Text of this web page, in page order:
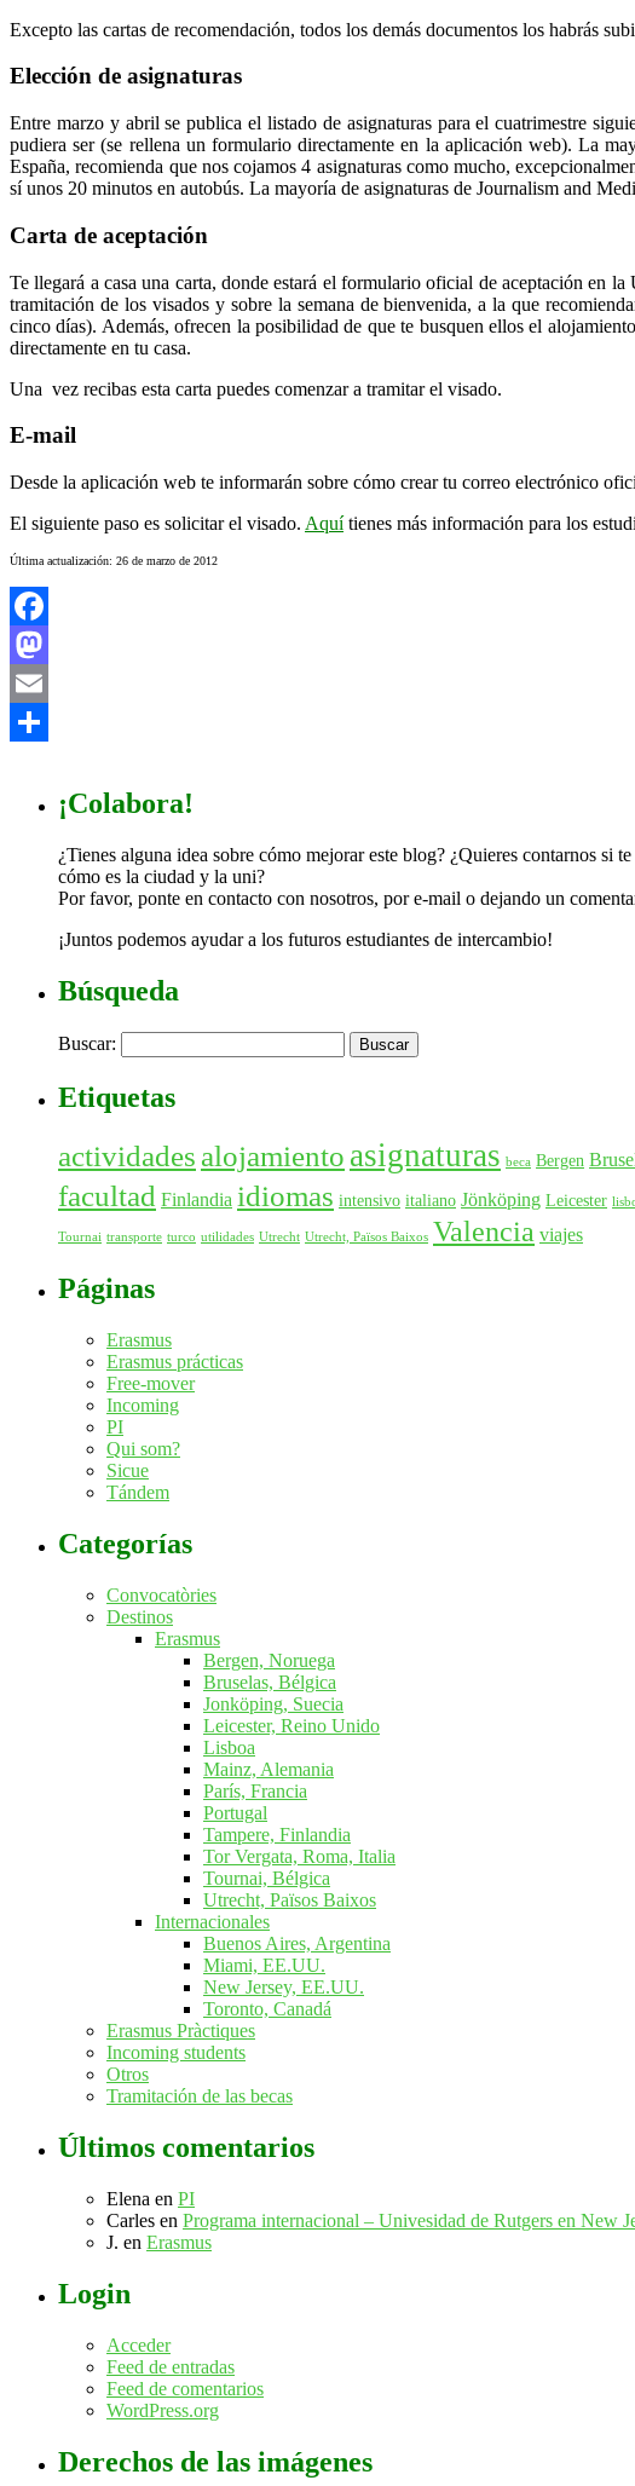
Excepto las cartas de recomendación, todos los demás documentos los habrás
Elección de asignaturas
Entre marzo y abril se publica el listado de asignaturas para el cuatrimestre
pudiera ser (se rellena un formulario directamente en la aplicación web). La
España, recomienda que nos cojamos 4 asignaturas como mucho,
sí unos 20 minutos en autobús. La mayoría de asignaturas de Journalism and
Carta de aceptación
Te llegará a casa una carta, donde estará el formulario oficial de aceptación en
tramitación de los visados y sobre la semana de bienvenida, a la que
cinco días). Además, ofrecen la posibilidad de que te busquen ellos el
directamente en tu casa.
Una vez recibas esta carta puedes comenzar a tramitar el visado.
E-mail
Desde la aplicación web te informarán sobre cómo crear tu correo electrónico
El siguiente paso es solicitar el visado. Aquítienes más información para los
Última actualización: 26 de marzo de 2012
Facebook
Mastodon
Email
¡Colabora!
¿Tienes alguna idea sobre cómo mejorar este blog? ¿Quieres contarnos si
cómo es la ciudad y la uni?
Por favor, ponte en contacto con nosotros, por e-mail o dejando un
¡Juntos podemos ayudar a los futuros estudiantes de intercambio!
Búsqueda
Buscar:
Etiquetas
actividades alojamiento asignaturas beca Bergen
facultad Finlandia idiomas intensivo italiano Jönköping Leicester
Tournai transporte turco utilidades Utrecht Utrecht, Països Baixos Valencia viajes
Páginas
Erasmus
Erasmus prácticas
Free-mover
Incoming
PI
Qui som?
Sicue
Tándem
Categorías
Convocatòries
Destinos
Erasmus
Bergen, Noruega
Bruselas, Bélgica
Jonköping, Suecia
Leicester, Reino Unido
Lisboa
Mainz, Alemania
París, Francia
Portugal
Tampere, Finlandia
Tor Vergata, Roma, Italia
Tournai, Bélgica
Utrecht, Països Baixos
Internacionales
Buenos Aires, Argentina
Miami, EE.UU.
New Jersey, EE.UU.
Toronto, Canadá
Erasmus Pràctiques
Incoming students
Otros
Tramitación de las becas
Últimos comentarios
Elena en PI
Carles en Programa internacional – Univesidad de Rutgers en New
J. en Erasmus
Login
Acceder
Feed de entradas
Feed de comentarios
WordPress.org
Derechos de las imágenes